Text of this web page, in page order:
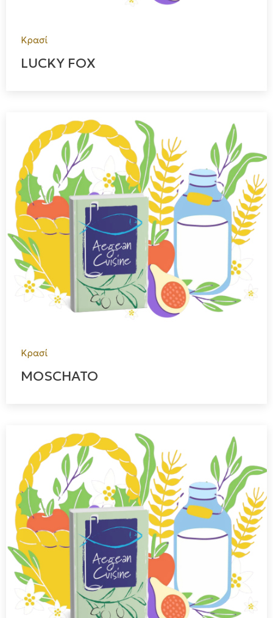
Κρασί
LUCKY FOX
Κρασί
MOSCHATO